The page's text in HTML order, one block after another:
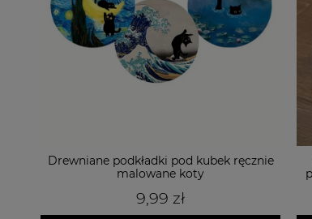
Białe skarpetki z kotem i jajkami 3D -
prezent dla kociary i miłośników kotów
29,99 zł